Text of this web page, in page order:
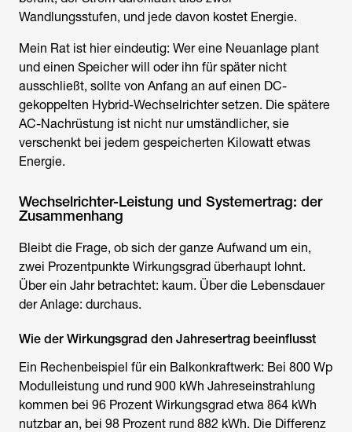
Wandlungsstufen, und jede davon kostet Energie.
Mein Rat ist hier eindeutig: Wer eine Neuanlage plant
und einen Speicher will oder ihn für später nicht
ausschließt, sollte von Anfang an auf einen DC-
gekoppelten Hybrid-Wechselrichter setzen. Die spätere
AC-Nachrüstung ist nicht nur umständlicher, sie
verschenkt bei jedem gespeicherten Kilowatt etwas
Energie.
Wechselrichter-Leistung und Systemertrag: der
Zusammenhang
Bleibt die Frage, ob sich der ganze Aufwand um ein,
zwei Prozentpunkte Wirkungsgrad überhaupt lohnt.
Über ein Jahr betrachtet: kaum. Über die Lebensdauer
der Anlage: durchaus.
Wie der Wirkungsgrad den Jahresertrag beeinflusst
Ein Rechenbeispiel für ein Balkonkraftwerk: Bei 800 Wp
Modulleistung und rund 900 kWh Jahreseinstrahlung
kommen bei 96 Prozent Wirkungsgrad etwa 864 kWh
nutzbar an, bei 98 Prozent rund 882 kWh. Die Differenz